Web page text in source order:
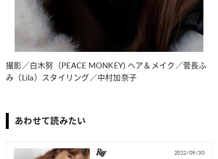
撮影／白木努（PEACE MONKEY) ヘア＆メイク／菅長ふ
み（Lila）スタイリング／中村加奈子
あわせて読みたい
2022/09/30